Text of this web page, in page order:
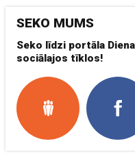
SEKO MUMS
Seko līdzi portāla
sociālajos tīklos!